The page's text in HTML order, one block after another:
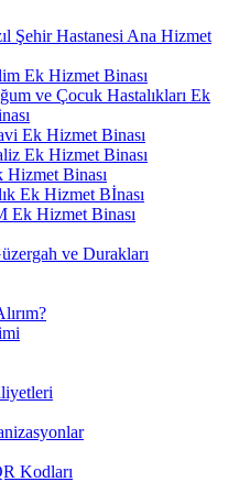
Şehir Hastanesi Ana Hizmet
Ek Hizmet Binası
ve Çocuk Hastalıkları Ek
Ek Hizmet Binası
Ek Hizmet Binası
Binası
Ek Hizmet Bİnası
Ek Hizmet Binası
ve Durakları
Kodları